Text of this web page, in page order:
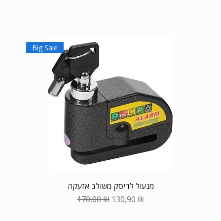
Big Sale
מנעול לדיסק משולב אזעקה
Обычная цена
170,00 ₪ Цена со скидкой
130,90 ₪